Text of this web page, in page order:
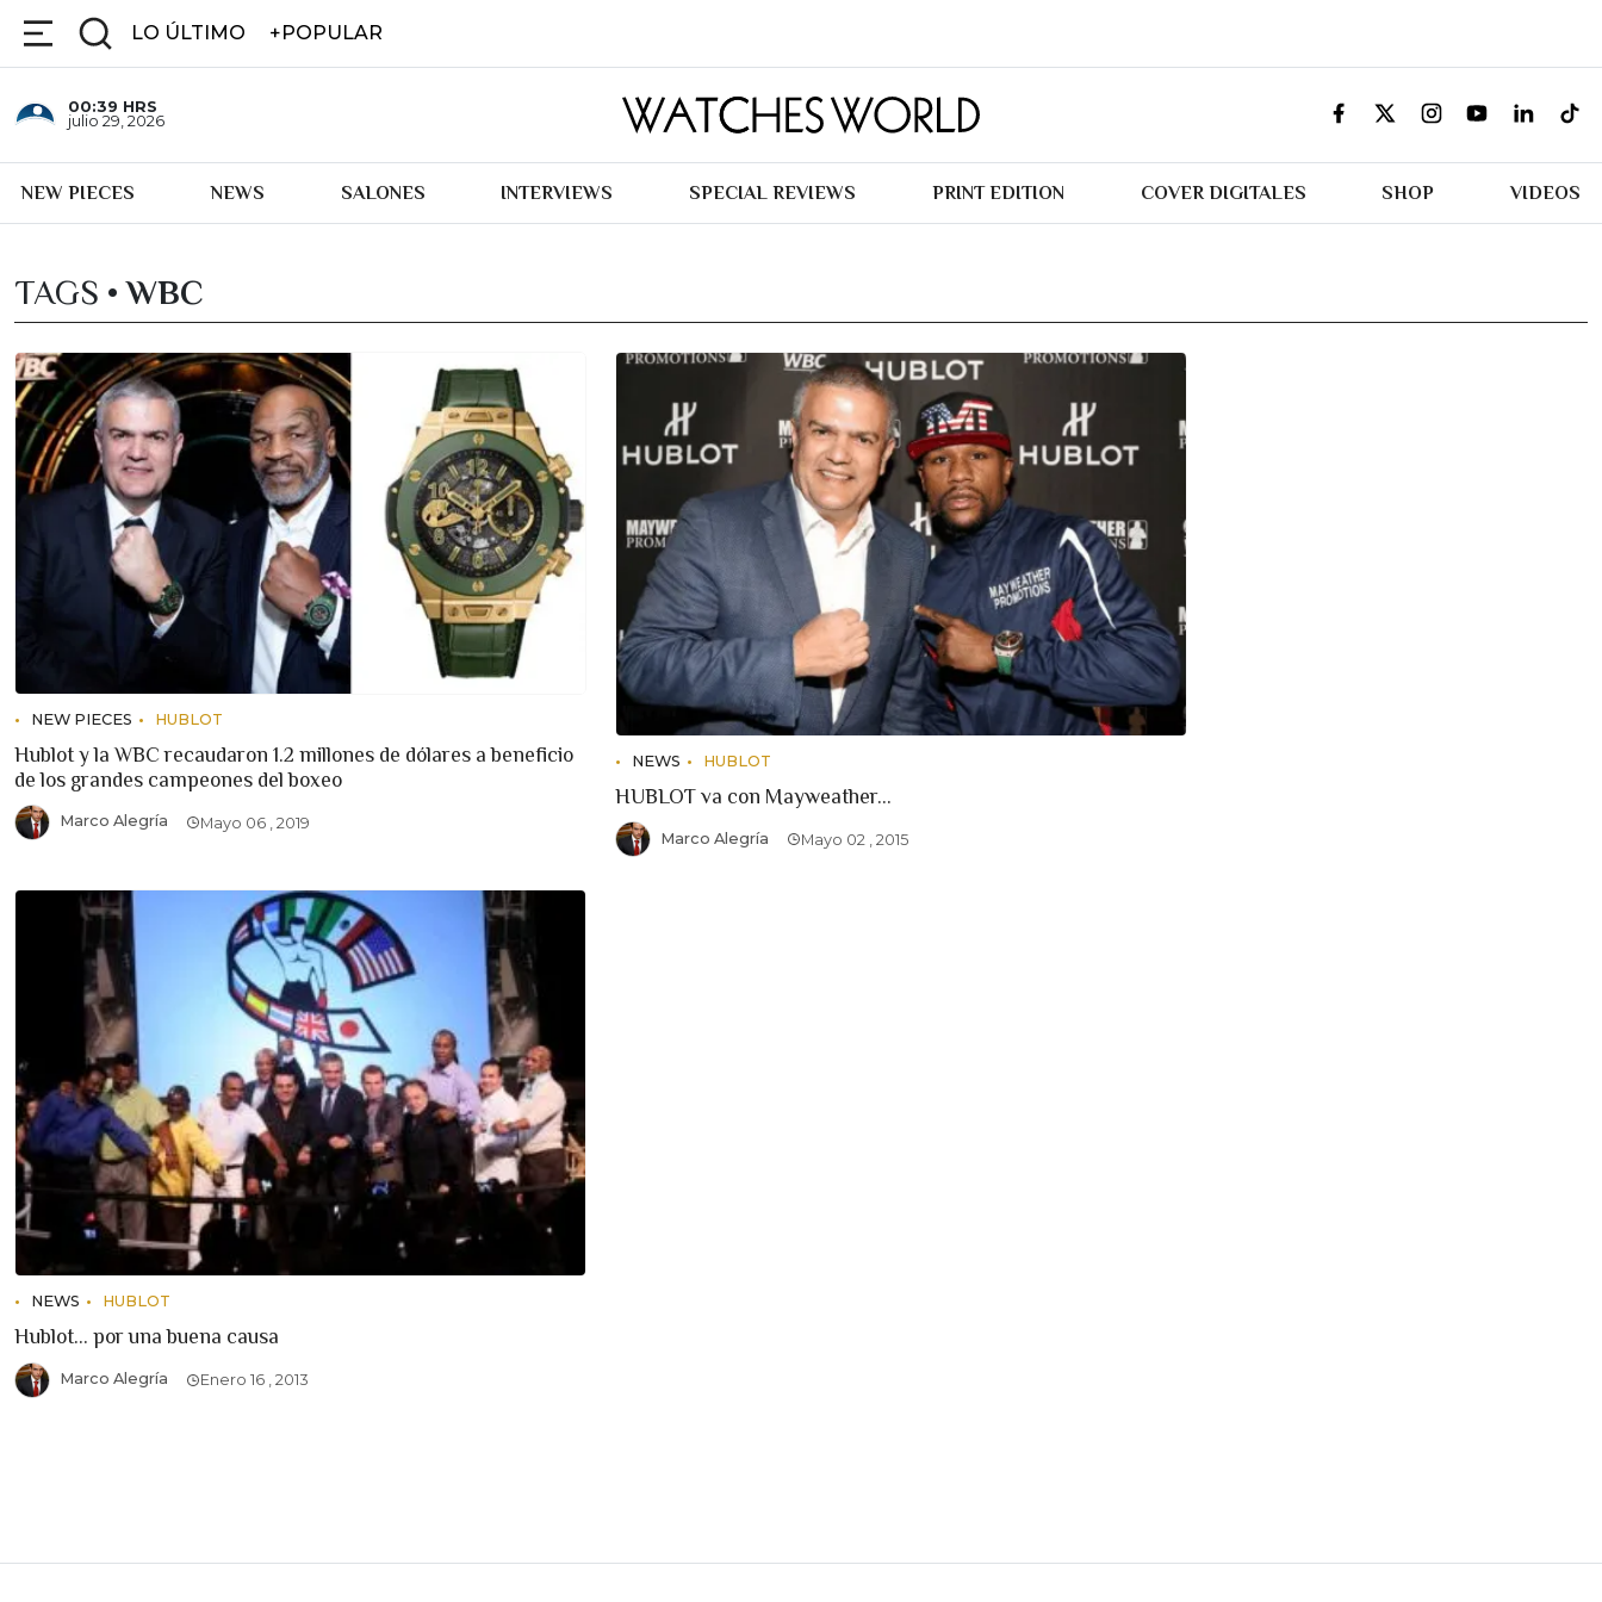
LO ÚLTIMO +POPULAR
00:39 HRS
julio 29, 2026
NEW PIECES NEWS SALONES INTERVIEWS SPECIAL REVIEWS PRINT EDITION COVER DIGITALES SHOP VIDEOS
TAGS • WBC
NEW PIECES HUBLOT
Hublot y la WBC recaudaron 1.2 millones de dólares a beneficio
de los grandes campeones del boxeo
Marco Alegría Mayo 06 , 2019
NEWS HUBLOT
HUBLOT va con Mayweather...
Marco Alegría Mayo 02 , 2015
NEWS HUBLOT
Hublot... por una buena causa
Marco Alegría Enero 16 , 2013